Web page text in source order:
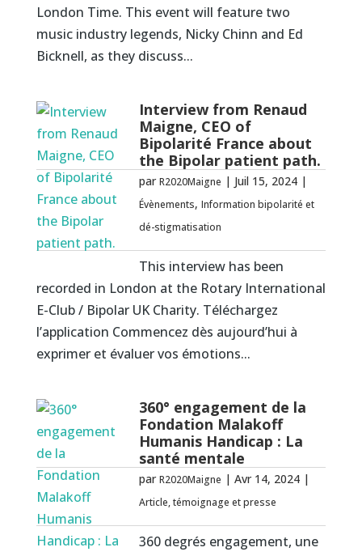
London Time. This event will feature two
music industry legends, Nicky Chinn and Ed
Bicknell, as they discuss...
Interview from Renaud
Maigne, CEO of
Bipolarité France about
the Bipolar patient path.
parR2020Maigne | Juil 15, 2024 |
Évènements,Information bipolarité et
dé-stigmatisation
This interview has been
recorded in London at the Rotary International
E-Club / Bipolar UK Charity. Téléchargez
l’application Commencez dès aujourd’hui à
exprimer et évaluer vos émotions...
360° engagement de la
Fondation Malakoff
Humanis Handicap : La
santé mentale
parR2020Maigne |Avr 14, 2024 |
Article, témoignage et presse
360 degrés engagement, une